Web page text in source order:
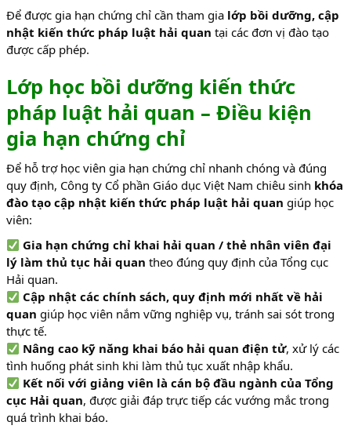
Để được gia hạn chứng chỉ cần tham gia lớp bồi dưỡng, cập
nhật kiến thức pháp luật hải quan tại các đơn vị đào tạo
được cấp phép.
Lớp học bồi dưỡng kiến thức
pháp luật hải quan – Điều kiện
gia hạn chứng chỉ
Để hỗ trợ học viên gia hạn chứng chỉ nhanh chóng và đúng
quy định, Công ty Cổ phần Giáo dục Việt Nam chiêu sinh khóa
đào tạo cập nhật kiến thức pháp luật hải quan giúp học
viên:
Gia hạn chứng chỉ khai hải quan / thẻ nhân viên đại
lý làm thủ tục hải quan theo đúng quy định của Tổng cục
Hải quan.
Cập nhật các chính sách, quy định mới nhất về hải
quan giúp học viên nắm vững nghiệp vụ, tránh sai sót trong
thực tế.
Nâng cao kỹ năng khai báo hải quan điện tử, xử lý các
tình huống phát sinh khi làm thủ tục xuất nhập khẩu.
Kết nối với giảng viên là cán bộ đầu ngành của Tổng
cục Hải quan, được giải đáp trực tiếp các vướng mắc trong
quá trình khai báo.